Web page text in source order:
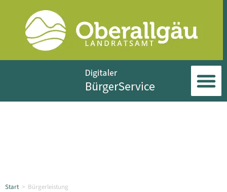
Start > Bürgerleistung